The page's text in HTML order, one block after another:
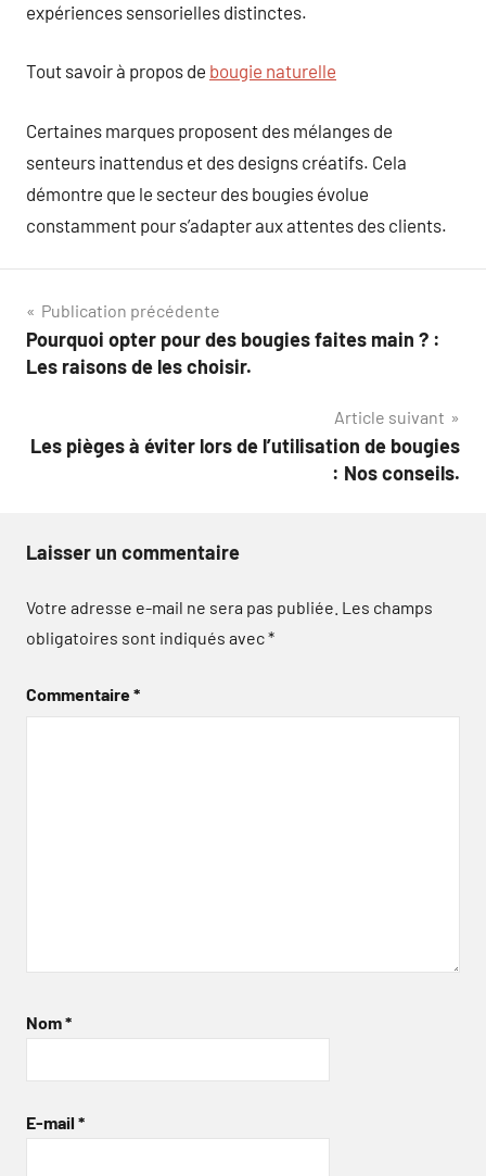
expériences sensorielles distinctes.
Tout savoir à propos de bougie naturelle
Certaines marques proposent des mélanges de
senteurs inattendus et des designs créatifs. Cela
démontre que le secteur des bougies évolue
constamment pour s’adapter aux attentes des clients.
Navigation
de
Publication précédente
Pourquoi opter pour des bougies faites main ? :
Les raisons de les choisir.
Article suivant
Les pièges à éviter lors de l’utilisation de bougies
: Nos conseils.
Laisser un commentaire
Votre adresse e-mail ne sera pas publiée. Les champs
obligatoires sont indiqués avec*
Commentaire*
Nom*
E-mail *